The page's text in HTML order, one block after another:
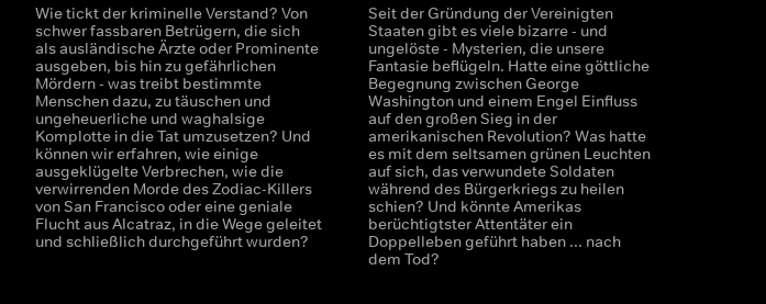
Wie tickt der kriminelle Verstand? Von
schwer fassbaren Betrügern, die sich
als ausländische Ärzte oder Prominente
ausgeben, bis hin zu gefährlichen
Mördern - was treibt bestimmte
Menschen dazu, zu täuschen und
ungeheuerliche und waghalsige
Komplotte in die Tat umzusetzen? Und
können wir erfahren, wie einige
ausgeklügelte Verbrechen, wie die
verwirrenden Morde des Zodiac-Killers
von San Francisco oder eine geniale
Flucht aus Alcatraz, in die Wege geleitet
und schließlich durchgeführt wurden?
Seit der Gründung der Vereinigten
Staaten gibt es viele bizarre - und
ungelöste - Mysterien, die unsere
Fantasie beflügeln. Hatte eine göttliche
Begegnung zwischen George
Washington und einem Engel Einfluss
auf den großen Sieg in der
amerikanischen Revolution? Was hatte
es mit dem seltsamen grünen Leuchten
auf sich, das verwundete Soldaten
während des Bürgerkriegs zu heilen
schien? Und könnte Amerikas
berüchtigtster Attentäter ein
Doppelleben geführt haben ... nach
dem Tod?